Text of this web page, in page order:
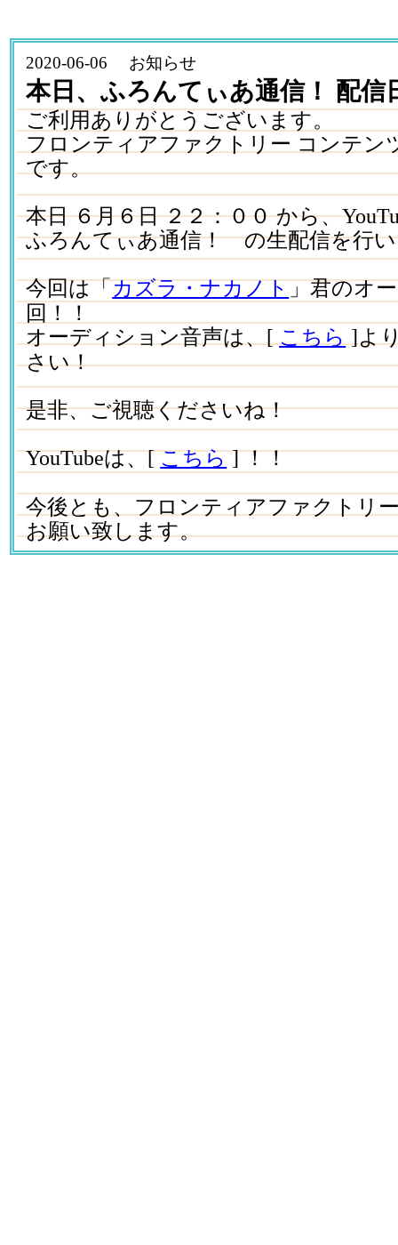
2020-06-06 お知らせ
本日、ふろんてぃあ通信！ 配信
ご利用ありがとうございます。
フロンティアファクトリー コンテン
です。
本日 ６月６日 ２２：００ から、
ふろんてぃあ通信！ の生配信を行
今回は「カズラ・ナカノト」君のオ
回！！
オーディション音声は、[ こちら ]よ
さい！
是非、ご視聴くださいね！
YouTubeは、[こちら] ！！
今後とも、フロンティアファクトリ
お願い致します。